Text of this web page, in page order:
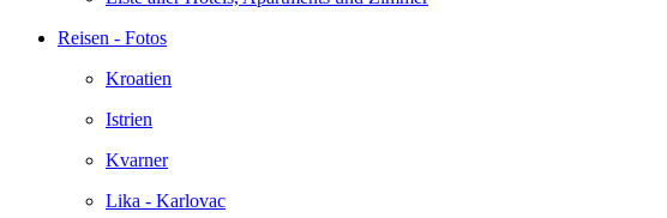
Reisen - Fotos
Kroatien
Istrien
Kvarner
Lika - Karlovac